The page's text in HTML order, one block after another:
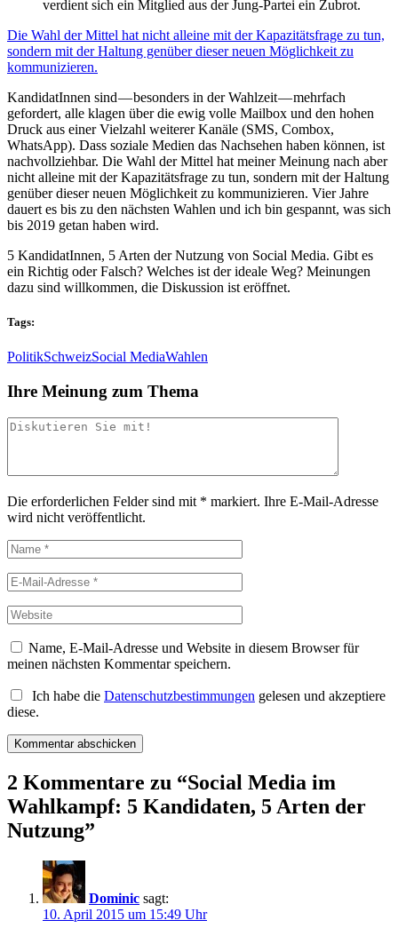
verdient sich ein Mitglied aus der Jung-Partei ein Zubrot.
Die Wahl der Mittel hat nicht alleine mit der Kapazitätsfrage zu tun,
sondern mit der Haltung genüber dieser neuen Möglichkeit zu
kommunizieren.
KandidatInnen sind — besonders in der Wahlzeit — mehrfach
gefordert, alle klagen über die ewig volle Mailbox und den hohen
Druck aus einer Vielzahl weiterer Kanäle (SMS, Combox,
WhatsApp). Dass soziale Medien das Nachsehen haben können, ist
nachvollziehbar. Die Wahl der Mittel hat meiner Meinung nach aber
nicht alleine mit der Kapazitätsfrage zu tun, sondern mit der Haltung
genüber dieser neuen Möglichkeit zu kommunizieren. Vier Jahre
dauert es bis zu den nächsten Wahlen und ich bin gespannt, was sich
bis 2019 getan haben wird.
5 KandidatInnen, 5 Arten der Nutzung von Social Media. Gibt es
ein Richtig oder Falsch? Welches ist der ideale Weg? Meinungen
dazu sind willkommen, die Diskussion ist eröffnet.
Tags:
PolitikSchweizSocial MediaWahlen
Ihre Meinung zum Thema
Die erforderlichen Felder sind mit * markiert. Ihre E-Mail-Adresse
wird nicht veröffentlicht.
Name, E-Mail-Adresse und Website in diesem Browser für
meinen nächsten Kommentar speichern.
Ich habe die Datenschutzbestimmungen gelesen und akzeptiere
diese.
2 Kommentare zu “Social Media im
Wahlkampf: 5 Kandidaten, 5 Arten der
Nutzung”
Dominic sagt:
10. April 2015 um 15:49 Uhr